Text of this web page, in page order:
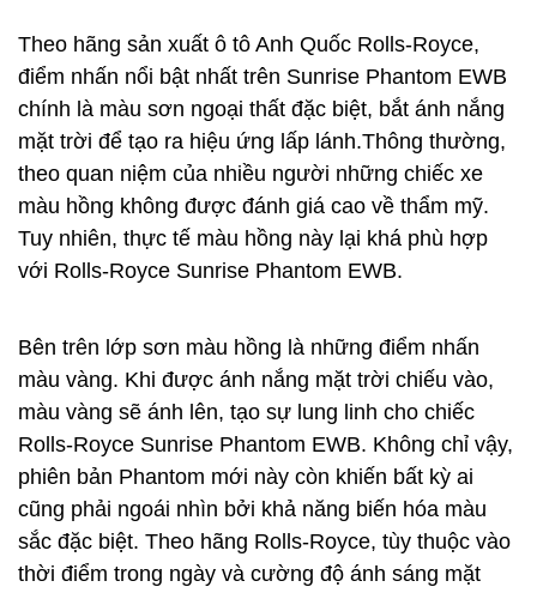
Theo hãng sản xuất ô tô Anh Quốc Rolls-Royce,
điểm nhấn nổi bật nhất trên Sunrise Phantom EWB
chính là màu sơn ngoại thất đặc biệt, bắt ánh nắng
mặt trời để tạo ra hiệu ứng lấp lánh.Thông thường,
theo quan niệm của nhiều người những chiếc xe
màu hồng không được đánh giá cao về thẩm mỹ.
Tuy nhiên, thực tế màu hồng này lại khá phù hợp
với Rolls-Royce Sunrise Phantom EWB.
Bên trên lớp sơn màu hồng là những điểm nhấn
màu vàng. Khi được ánh nắng mặt trời chiếu vào,
màu vàng sẽ ánh lên, tạo sự lung linh cho chiếc
Rolls-Royce Sunrise Phantom EWB. Không chỉ vậy,
phiên bản Phantom mới này còn khiến bất kỳ ai
cũng phải ngoái nhìn bởi khả năng biến hóa màu
sắc đặc biệt. Theo hãng Rolls-Royce, tùy thuộc vào
thời điểm trong ngày và cường độ ánh sáng mặt